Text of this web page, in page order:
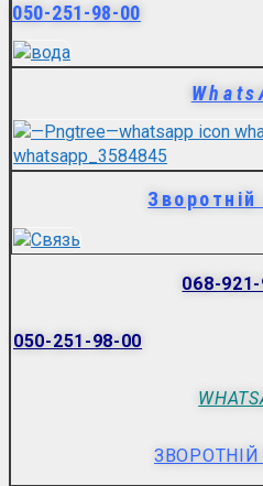
050-251-98-00
Зворотній
068-
050-251-98-00
ЗВОРОТНІЙ